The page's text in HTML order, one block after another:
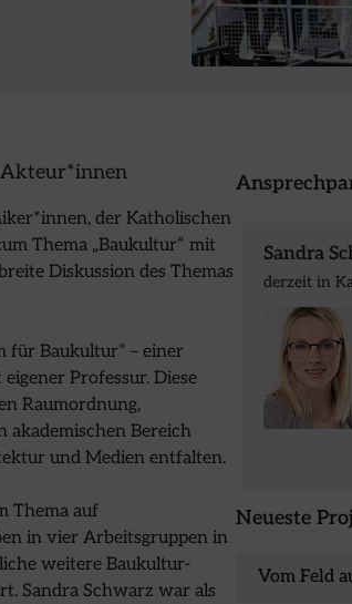
der Katholischen
Thema „Baukultur“ mit
Diskussion des Themas
für Baukultur“ – einer
Professur. Diese
Raumordnung,
Bereich
und Medien entfalten.
Thema auf
in vier Arbeitsgruppen in
weitere Baukultur-
Sandra Schwarz war als
Sandra
derzeit in
Neueste
Vom Feld